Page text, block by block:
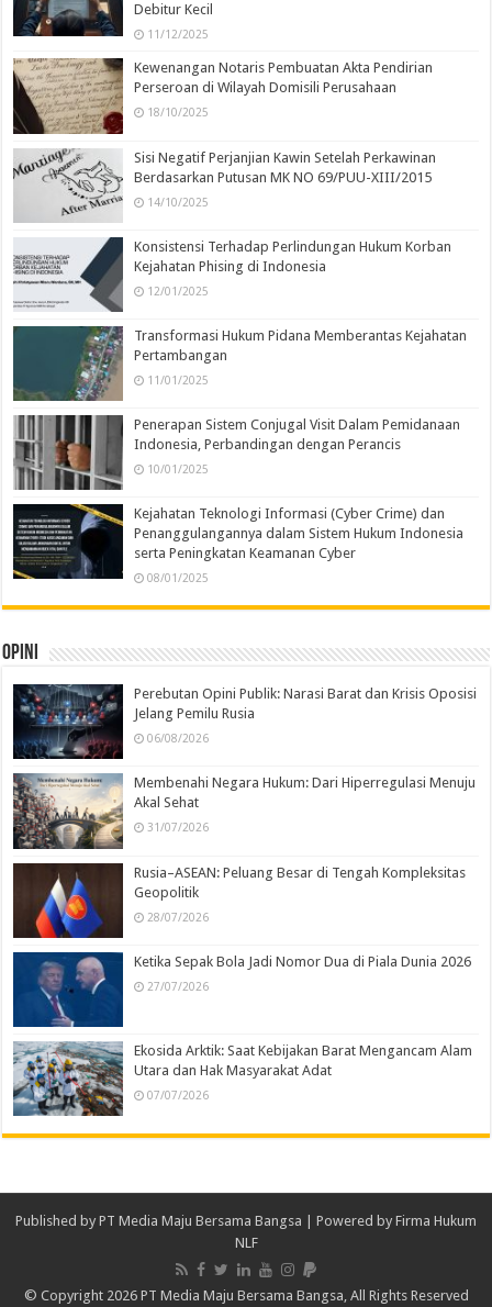
Debitur Kecil
11/12/2025
Kewenangan Notaris Pembuatan Akta Pendirian
Perseroan di Wilayah Domisili Perusahaan
18/10/2025
Sisi Negatif Perjanjian Kawin Setelah Perkawinan
Berdasarkan Putusan MK NO 69/PUU-XIII/2015
14/10/2025
Konsistensi Terhadap Perlindungan Hukum Korban
Kejahatan Phising di Indonesia
12/01/2025
Transformasi Hukum Pidana Memberantas Kejahatan
Pertambangan
11/01/2025
Penerapan Sistem Conjugal Visit Dalam Pemidanaan
Indonesia, Perbandingan dengan Perancis
10/01/2025
Kejahatan Teknologi Informasi (Cyber Crime) dan
Penanggulangannya dalam Sistem Hukum Indonesia
serta Peningkatan Keamanan Cyber
08/01/2025
Opini
Perebutan Opini Publik: Narasi Barat dan Krisis Oposisi
Jelang Pemilu Rusia
06/08/2026
Membenahi Negara Hukum: Dari Hiperregulasi Menuju
Akal Sehat
31/07/2026
Rusia–ASEAN: Peluang Besar di Tengah Kompleksitas
Geopolitik
28/07/2026
Ketika Sepak Bola Jadi Nomor Dua di Piala Dunia 2026
27/07/2026
Ekosida Arktik: Saat Kebijakan Barat Mengancam Alam
Utara dan Hak Masyarakat Adat
07/07/2026
Published by PT Media Maju Bersama Bangsa | Powered by Firma Hukum
NLF
© Copyright 2026 PT Media Maju Bersama Bangsa, All Rights Reserved